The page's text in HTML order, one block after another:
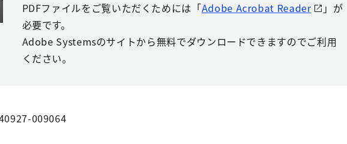
PDFファイルをご覧いただくためには「Adobe Acrobat Reader
」が
必要です。
Adobe Systemsのサイトから無料でダウンロードできますのでご利用
ください。
009064